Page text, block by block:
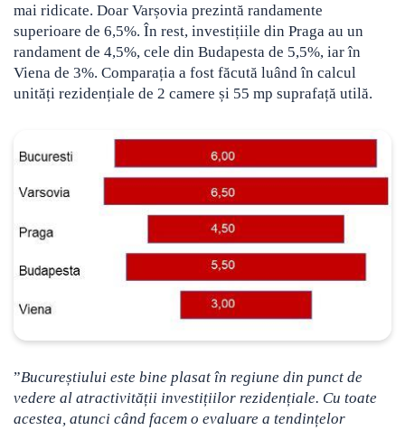
mai ridicate. Doar Varșovia prezintă randamente
superioare de 6,5%. În rest, investițiile din Praga au un
randament de 4,5%, cele din Budapesta de 5,5%, iar în
Viena de 3%. Comparația a fost făcută luând în calcul
unități rezidențiale de 2 camere și 55 mp suprafață utilă.
”Bucureștiului este bine plasat în regiune din punct de
vedere al atractivității investițiilor rezidențiale. Cu toate
acestea, atunci când facem o evaluare a tendințelor